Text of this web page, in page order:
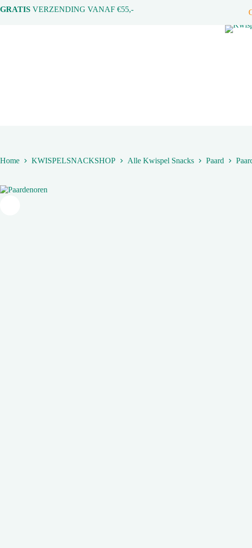
naar
GRATIS VERZENDING VANAF €55,-
Home KWISPELSNACKSHOP Alle Kwispel Snacks Paard